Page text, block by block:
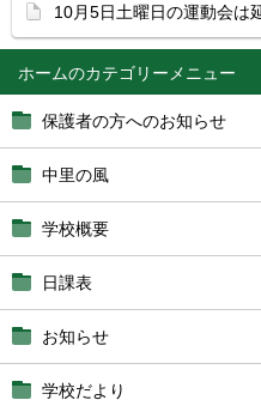
ホーム
保護者の方へのお知らせ
中里の風
学校概要
日課表
お知らせ
学校だより
10月5日土曜日の運動会は